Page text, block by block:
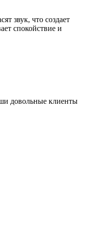
звук, что создает
спокойствие и
довольные клиенты